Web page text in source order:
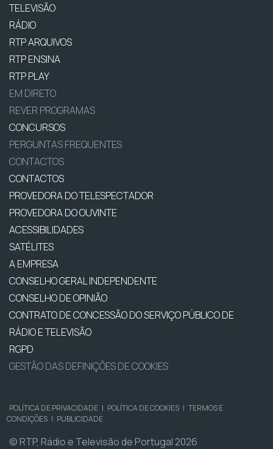
TELEVISÃO
RÁDIO
RTP ARQUIVOS
RTP ENSINA
RTP PLAY
EM DIRETO
REVER PROGRAMAS
CONCURSOS
PERGUNTAS FREQUENTES
CONTACTOS
CONTACTOS
PROVEDORA DO TELESPECTADOR
PROVEDORA DO OUVINTE
ACESSIBILIDADES
SATÉLITES
A EMPRESA
CONSELHO GERAL INDEPENDENTE
CONSELHO DE OPINIÃO
CONTRATO DE CONCESSÃO DO SERVIÇO PÚBLICO DE
RÁDIO E TELEVISÃO
RGPD
GESTÃO DAS DEFINIÇÕES DE COOKIES
POLÍTICA DE PRIVACIDADE | POLÍTICA DE COOKIES | TERMOS E
CONDIÇÕES | PUBLICIDADE
© RTP, Rádio e Televisão de Portugal 2026